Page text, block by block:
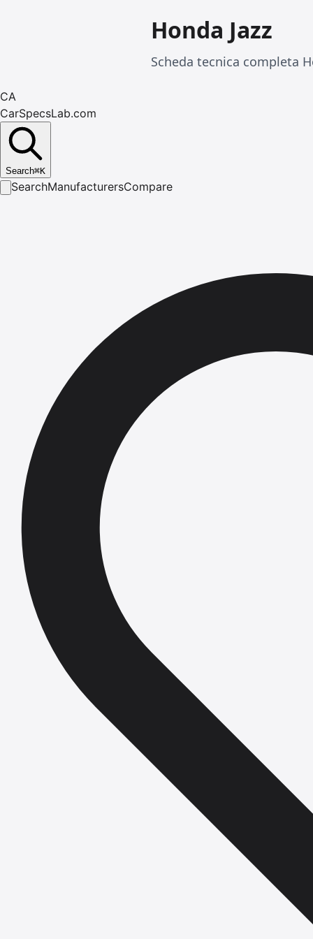
Honda Jazz
Scheda tecnica completa
CA
CarSpecsLab.com
Search⌘K
SearchManufacturersCompare